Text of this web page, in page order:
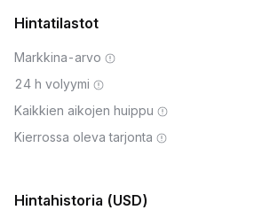
Hintatilastot
Markkina-arvo
24 h volyymi
Kaikkien aikojen huippu
Kierrossa oleva tarjonta
Hintahistoria (USD)